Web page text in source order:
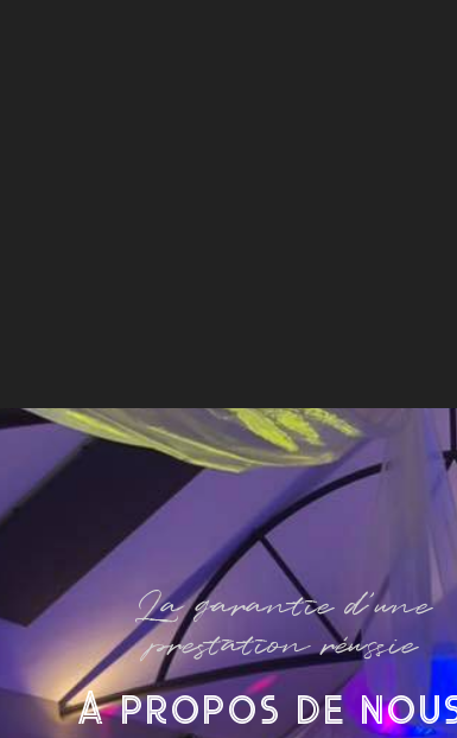
La garantie d'une
prestation réussie
A propos de